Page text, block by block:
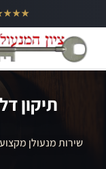
לתוכן
באר יעקב
ראשון לציון
לוד
רמלה
תיקון